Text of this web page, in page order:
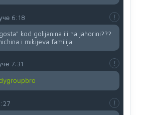
6:18
kod golijanina ili na jahorini???
i mikijeva familija
7:31